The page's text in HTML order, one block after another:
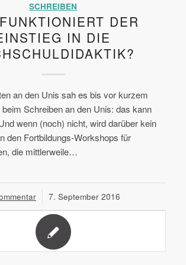
SCHREIBEN
DER
IN DIE
an den Unis sah es bis vor kurzem
Schreiben an den Unis: das kann
wenn (noch) nicht, wird darüber kein
den Fortbildungs-Workshops für
die mittlerweile…
/ 7. September 2016